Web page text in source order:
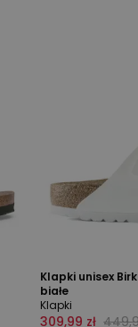
Klapki unisex
białe
Klapki
309,99 zł